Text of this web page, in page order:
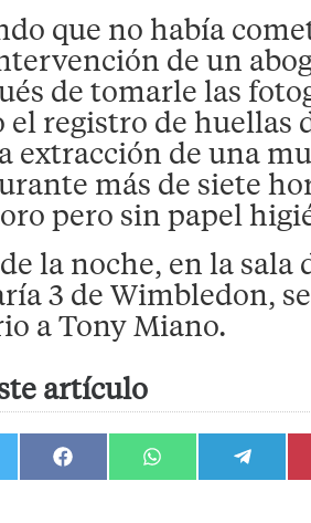
que no había
de un
de tomarle las
el registro de huellas
extracción de una
más de siete
pero sin papel
la noche, en la
3 de Wimbledon,
a Tony Miano.
artículo
Compartir
en
Compartir
en
Compartir
en